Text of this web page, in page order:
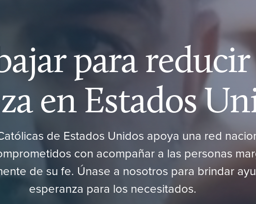
para
en Estados
de Estados Unidos apoya una red
con acompañar a las personas
de su fe. Únase a nosotros para brindar
esperanza para los necesitados.